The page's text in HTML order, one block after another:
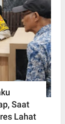
Saat
Lahat